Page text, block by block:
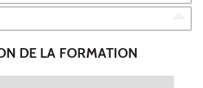
DE LA FORMATION